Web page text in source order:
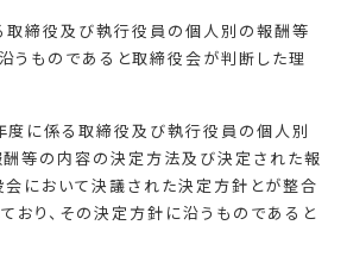
取締役及び執行役員の個人別の報酬等
うものであると取締役会が判断した理
度に係る取締役及び執行役員の個人別
酬等の内容の決定方法及び決定された報
会において決議された決定方針とが整合
おり、その決定方針に沿うものであると